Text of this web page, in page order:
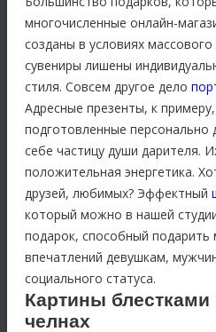
многочисленные онлайн-
созданы в условиях
сувениры лишены
стиля. Совсем другое дело
Адресные презенты, к
подготовленные персонально
себе частицу души дарителя.
положительная энергетика.
друзей, любимых? Эффектный
который можно в нашей
подарок, способный подарить
впечатлений девушкам,
социального статуса.
Картины
челнах